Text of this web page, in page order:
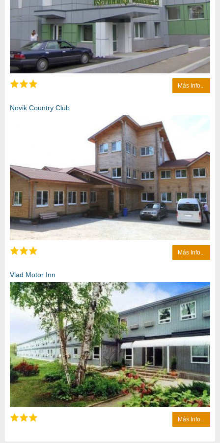
Más Info...
Novik Country Club
Más Info...
Vlad Motor Inn
Más Info...